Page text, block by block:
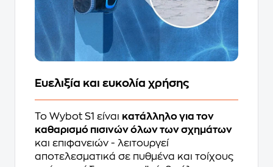
Ευελιξία και ευκολία χρήσης
Το Wybot S1 είναι κατάλληλο για τον
καθαρισμό πισινών όλων των σχημάτων
και επιφανειών - λειτουργεί
αποτελεσματικά σε πυθμένα και τοίχους